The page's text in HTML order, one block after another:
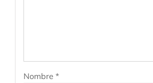
Nombre *